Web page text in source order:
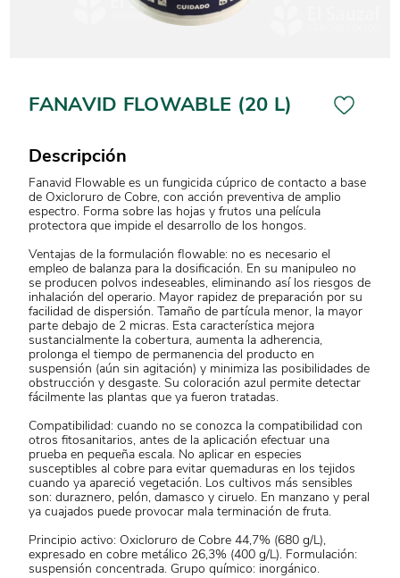
FANAVID FLOWABLE (20 L)
Descripción
Fanavid Flowable es un fungicida cúprico de contacto a base
de Oxicloruro de Cobre, con acción preventiva de amplio
espectro. Forma sobre las hojas y frutos una película
protectora que impide el desarrollo de los hongos.
Ventajas de la formulación flowable: no es necesario el
empleo de balanza para la dosificación. En su manipuleo no
se producen polvos indeseables, eliminando así los riesgos de
inhalación del operario. Mayor rapidez de preparación por su
facilidad de dispersión. Tamaño de partícula menor, la mayor
parte debajo de 2 micras. Esta característica mejora
sustancialmente la cobertura, aumenta la adherencia,
prolonga el tiempo de permanencia del producto en
suspensión (aún sin agitación) y minimiza las posibilidades de
obstrucción y desgaste. Su coloración azul permite detectar
fácilmente las plantas que ya fueron tratadas.
Compatibilidad: cuando no se conozca la compatibilidad con
otros fitosanitarios, antes de la aplicación efectuar una
prueba en pequeña escala. No aplicar en especies
susceptibles al cobre para evitar quemaduras en los tejidos
cuando ya apareció vegetación. Los cultivos más sensibles
son: duraznero, pelón, damasco y ciruelo. En manzano y peral
ya cuajados puede provocar mala terminación de fruta.
Principio activo: Oxicloruro de Cobre 44,7% (680 g/L),
expresado en cobre metálico 26,3% (400 g/L). Formulación:
suspensión concentrada. Grupo químico: inorgánico.